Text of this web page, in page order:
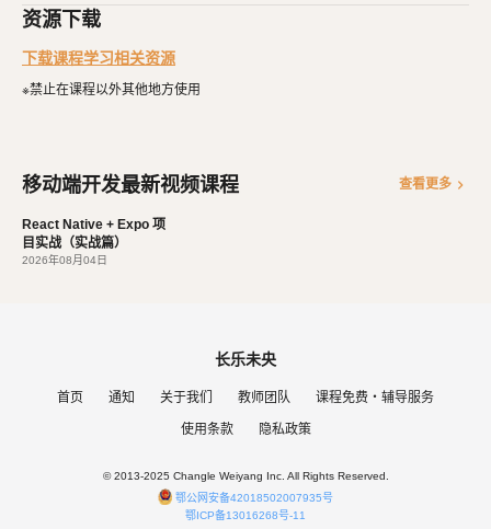
发布篇：最后，在开发完成后，终于可以发布到应用商店了，让大
家都羡慕你的成就。发iOS、Android原生App。 对编程、AI和机器人都有深厚的
兴趣，觉得做开发非常快乐，能创造梦想中的产品是一件非常
有幸福感的事情。喜爱阅读，尤其是历史相关的书籍。喜欢音
资源下载
下载课程学习相关资源
※禁止在课程以外其他地方使用
移动端开发最新视频课程 查看更多 chevron_right
React Native + Expo 项
目实战（实战篇）
2026年08月04日
长乐未央
首页 通知 关于我们 教师团队 课程免费・辅导服务
使用条款 隐私政策
© 2013-2025 Changle Weiyang Inc. All Rights Reserved.
鄂公网安备42018502007935号
鄂ICP备13016268号-11